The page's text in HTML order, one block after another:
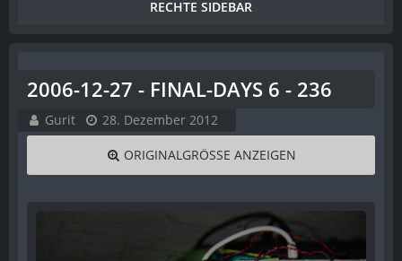
2006-12-27 - FINAL-DAYS 6 - 236
Gurit 28. Dezember 2012
ORIGINALGRÖSSE ANZEIGEN